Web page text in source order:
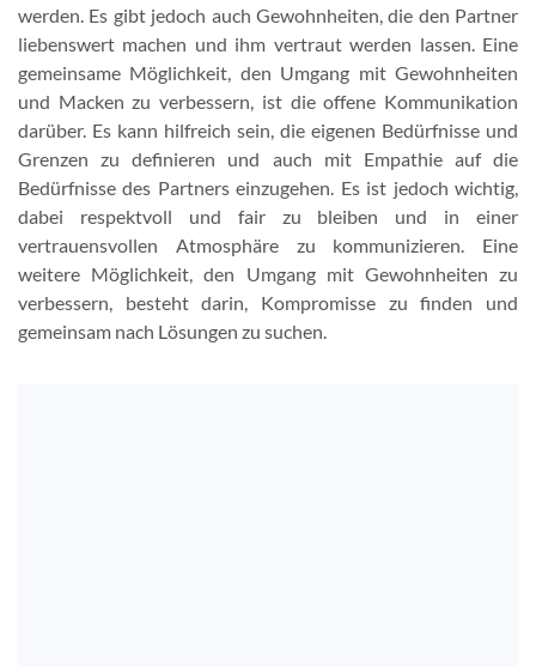
werden. Es gibt jedoch auch Gewohnheiten, die den Partner
liebenswert machen und ihm vertraut werden lassen. Eine
gemeinsame Möglichkeit, den Umgang mit Gewohnheiten
und Macken zu verbessern, ist die offene Kommunikation
darüber. Es kann hilfreich sein, die eigenen Bedürfnisse und
Grenzen zu definieren und auch mit Empathie auf die
Bedürfnisse des Partners einzugehen. Es ist jedoch wichtig,
dabei respektvoll und fair zu bleiben und in einer
vertrauensvollen Atmosphäre zu kommunizieren. Eine
weitere Möglichkeit, den Umgang mit Gewohnheiten zu
verbessern, besteht darin, Kompromisse zu finden und
gemeinsam nach Lösungen zu suchen.